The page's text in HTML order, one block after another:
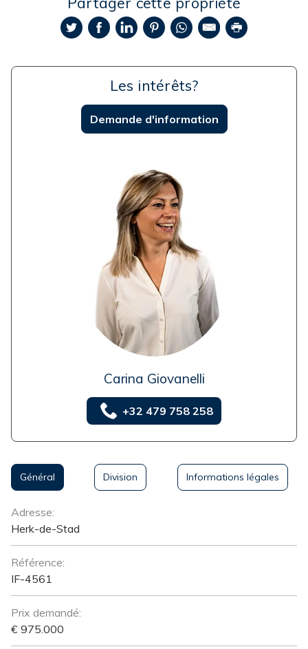
Les intérêts?
Demande d'information
Carina Giovanelli
+32 479 758 258
Général Division Informations légales
Général
Adresse:
Herk-de-Stad
Référence:
IF-4561
Prix demandé:
€ 975.000